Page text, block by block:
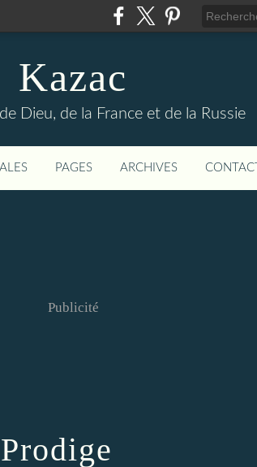
Kazac
Dieu, de la France et de la Russie
PAGES ARCHIVES CONTACT
Publicité